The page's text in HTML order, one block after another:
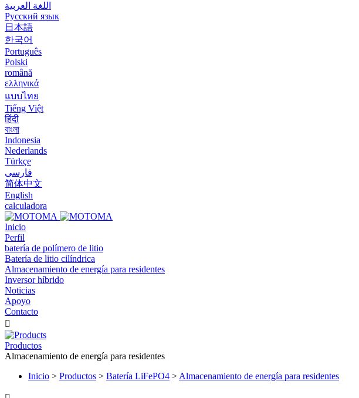
اللغة العربية
Русский язык
日本語
한국어
Português
Polski
română
ελληνικά
แบบไทย
Tiếng Việt
हिंदी
বাংলা
Indonesia
Nederlands
Türkçe
فارسی
简体中文
English
calculadora
Inicio
Perfil
batería de polímero de litio
Batería de litio cilíndrica
Almacenamiento de energía para residentes
Inversor híbrido
Noticias
Apoyo
Contacto

Productos
Almacenamiento de energía para residentes
Inicio > Productos > Batería LiFePO4 > Almacenamiento de energía para residentes